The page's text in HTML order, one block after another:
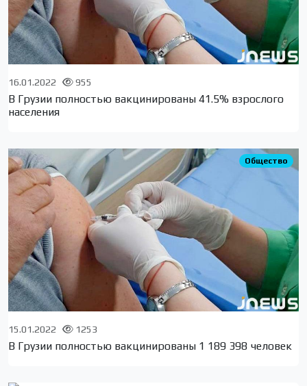
16.01.2022 955
В Грузии полностью вакцинированы 41.5% взрослого
населения
Общество
15.01.2022 1253
В Грузии полностью вакцинированы 1 189 398 человек